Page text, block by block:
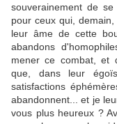
souverainement de
pour ceux qui,
leur âme de cette
abandons
mener ce combat, et
que, dans leur
satisfactions
abandonnent... et je
vous plus heureux ?